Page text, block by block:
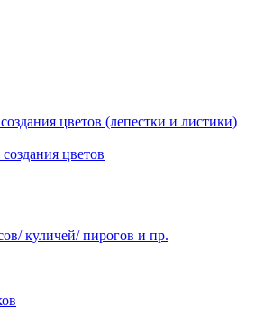
цветов (лепестки и листики)
цветов
куличей/ пирогов и пр.